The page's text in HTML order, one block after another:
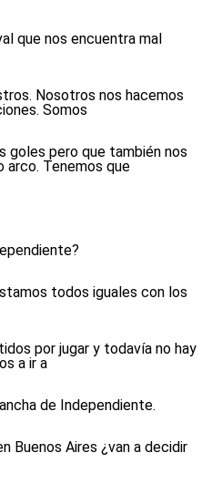
que nos encuentra mal
Nosotros nos hacemos
Somos
goles pero que también nos
arco. Tenemos que
todos iguales con los
por jugar y todavía no hay
a ir a
de Independiente.
Buenos Aires ¿van a decidir